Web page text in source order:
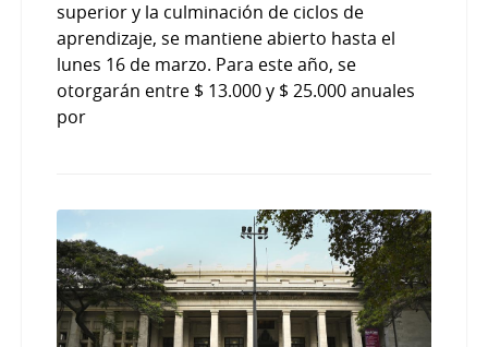
superior y la culminación de ciclos de
aprendizaje, se mantiene abierto hasta el
lunes 16 de marzo. Para este año, se
otorgarán entre $ 13.000 y $ 25.000 anuales
por